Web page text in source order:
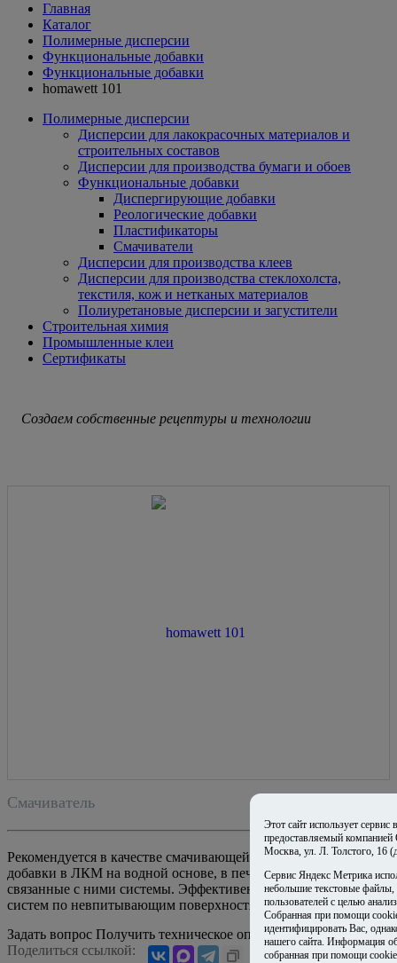
Главная
Каталог
Полимерные дисперсии
Функциональные добавки
Функциональные добавки
homawett 101
Полимерные дисперсии
Дисперсии для лакокрасочных материалов и
строительных составов
Дисперсии для производства бумаги и обоев
Функциональные добавки
Диспергирующие добавки
Реологические добавки
Пластификаторы
Смачиватели
Дисперсии для производства клеев
Дисперсии для производства стеклохолста,
текстиля, кож и нетканых материалов
Полиуретановые дисперсии и загустители
Строительная химия
Промышленные клеи
Сертификаты
Создаем собственные рецептуры и технологии
Смачиватель
Рекомендуется в качестве смачивающей и диспергирующей
добавки в ЛКМ на водной основе, в печатные краски и
связанные с ними системы. Эффективен для лакокрасочных
систем по невпитывающим поверхностям (ПЭ,ПП,ПВХ).
Задать вопрос Получить техническое описание на email
Поделиться ссылкой:
Этот сайт использует
предоставляемый
Москва, ул. Л. Толстого, 16
Сервис Яндекс Метрика
небольшие текстовые
пользователей с целью
Собранная при помощи
идентифицировать Вас,
нашего сайта. Информация
собранная при помощи